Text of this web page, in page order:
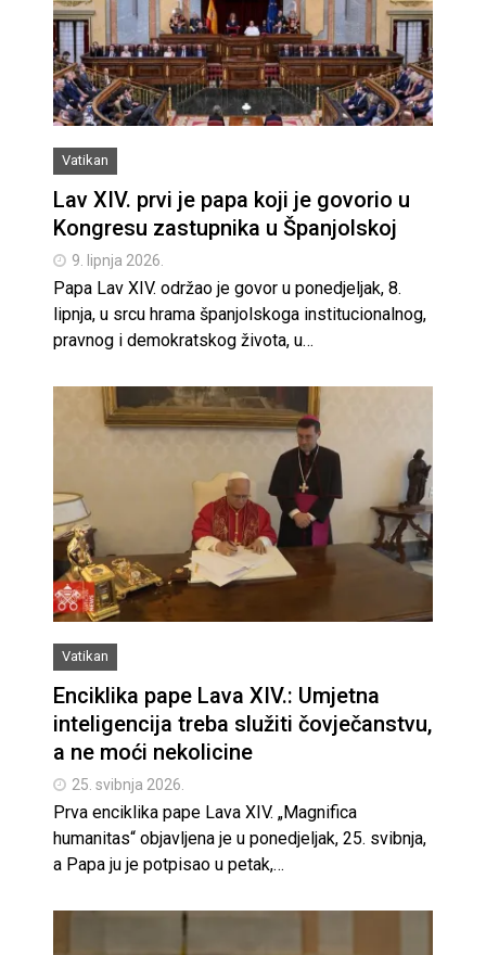
Vatikan
Lav XIV. prvi je papa koji je govorio u
Kongresu zastupnika u Španjolskoj
9. lipnja 2026.
Papa Lav XIV. održao je govor u ponedjeljak, 8.
lipnja, u srcu hrama španjolskoga institucionalnog,
pravnog i demokratskog života, u…
Vatikan
Enciklika pape Lava XIV.: Umjetna
inteligencija treba služiti čovječanstvu,
a ne moći nekolicine
25. svibnja 2026.
Prva enciklika pape Lava XIV. „Magnifica
humanitas“ objavljena je u ponedjeljak, 25. svibnja,
a Papa ju je potpisao u petak,…